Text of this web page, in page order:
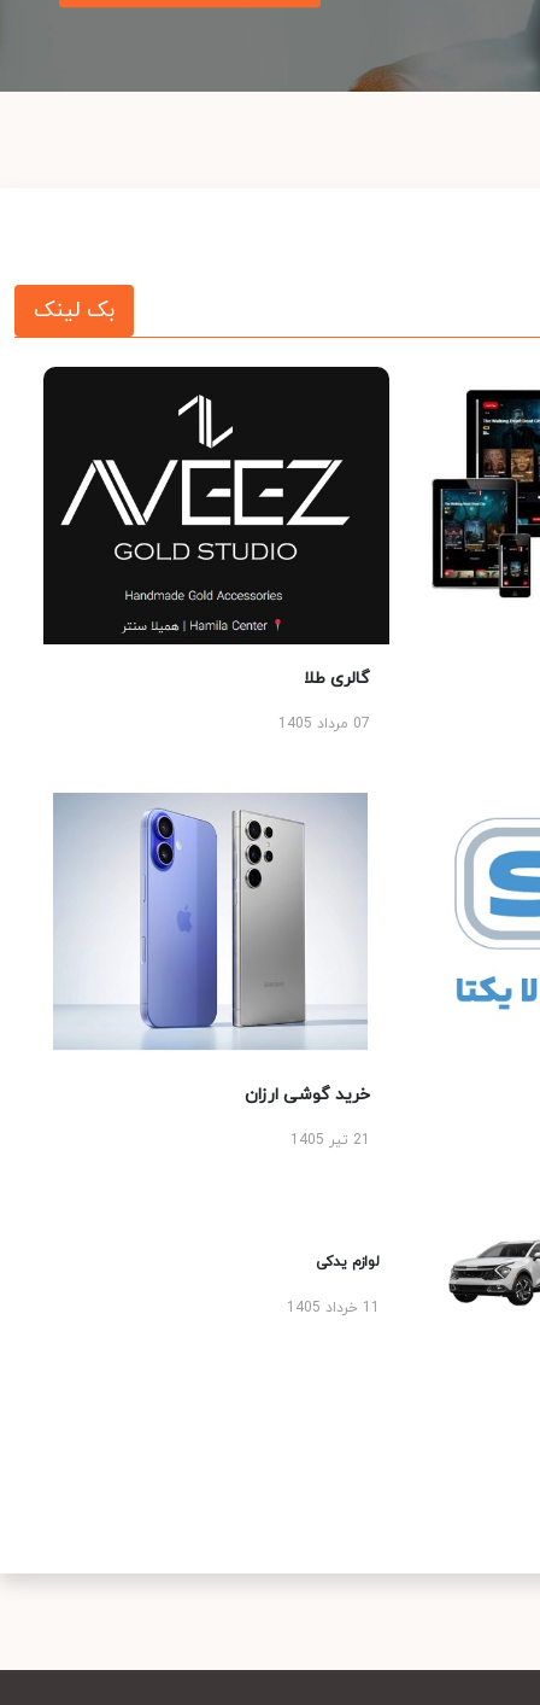
بک لینک
گالری طلا
07 مرداد 1405
خرید گوشی ارزان
لوازم یدکی